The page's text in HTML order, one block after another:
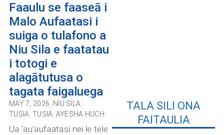
Faaulu se faaseā i
Malo Aufaatasi i
suiga o tulafono a
Niu Sila e faatatau
i totogi e
alagātutusa o
tagata faigaluega
MAY 7, 2026
NIU SILA
TUSIA: TUSIA: AYESHA HUCH
Ua ‘au’aufaatasi nei le tele
TALA SILI ONA
FAITAULIA